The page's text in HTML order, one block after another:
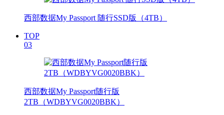
西部数据My Passport 随行SSD版（4TB）
TOP
03
西部数据My Passport随行版
2TB（WDBYVG0020BBK）